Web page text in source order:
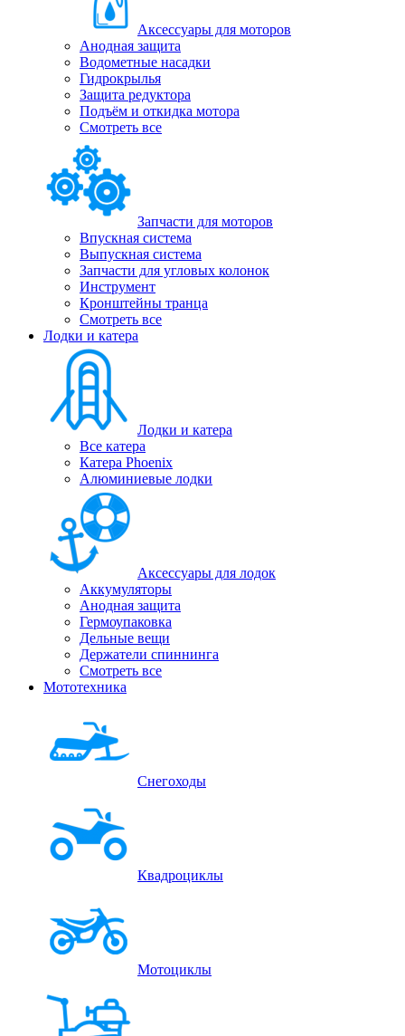
Аксессуары для моторов
Анодная защита
Водометные насадки
Гидрокрылья
Защита редуктора
Подъём и откидка мотора
Смотреть все
Запчасти для моторов
Впускная система
Выпускная система
Запчасти для угловых колонок
Инструмент
Кронштейны транца
Смотреть все
Лодки и катера
Лодки и катера
Все катера
Катера Phoenix
Алюминиевые лодки
Аксессуары для лодок
Аккумуляторы
Анодная защита
Гермоупаковка
Дельные вещи
Держатели спиннинга
Смотреть все
Мототехника
Снегоходы
Квадроциклы
Мотоциклы